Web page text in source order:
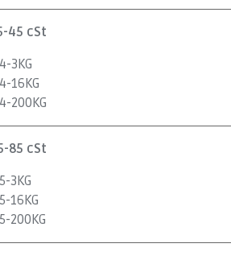
45 cSt
3KG
16KG
200KG
85 cSt
3KG
16KG
200KG